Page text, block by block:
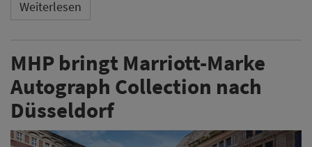
Weiterlesen
MHP bringt Marriott-Marke
Autograph Collection nach
Düsseldorf